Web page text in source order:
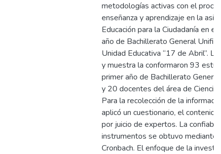
metodologías activas con el
enseñanza y aprendizaje en la
Educación para la Ciudadanía en el
año de Bachillerato General
Unidad Educativa “17 de Abril”.
y muestra la conformaron 93
primer año de Bachillerato
y 20 docentes del área de
Para la recolección de la
aplicó un cuestionario, el
por juicio de expertos. La
instrumentos se obtuvo mediante
Cronbach. El enfoque de la